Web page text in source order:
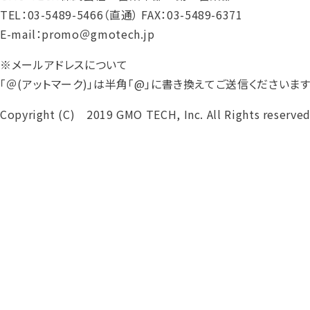
TEL：03-5489-5466（直通） FAX：03-5489-6371
E-mail：promo＠gmotech.jp
※メールアドレスについて
「＠(アットマーク)」は半角「@」に書き換えてご送信くださいま
Copyright (C) 2019 GMO TECH, Inc. All Rights